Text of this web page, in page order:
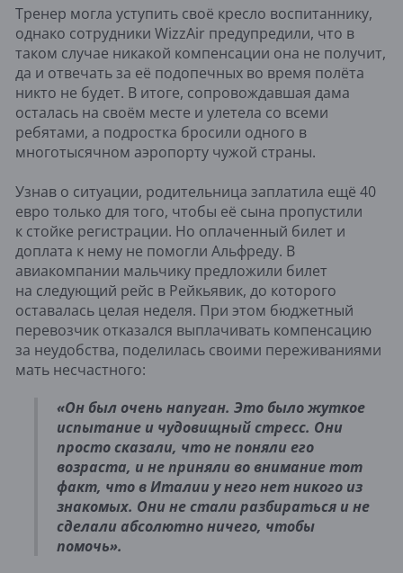
Тренер могла уступить своё кресло воспитаннику,
однако сотрудники WizzAir предупредили, что в
таком случае никакой компенсации она не получит,
да и отвечать за её подопечных во время полёта
никто не будет. В итоге, сопровождавшая дама
осталась на своём месте и улетела со всеми
ребятами, а подростка бросили одного в
многотысячном аэропорту чужой страны.
Узнав о ситуации, родительница заплатила ещё 40
евро только для того, чтобы её сына пропустили
к стойке регистрации. Но оплаченный билет и
доплата к нему не помогли Альфреду. В
авиакомпании мальчику предложили билет
на следующий рейс в Рейкьявик, до которого
оставалась целая неделя. При этом бюджетный
перевозчик отказался выплачивать компенсацию
за неудобства, поделилась своими переживаниями
мать несчастного:
«Он был очень напуган. Это было жуткое
испытание и чудовищный стресс. Они
просто сказали, что не поняли его
возраста, и не приняли во внимание тот
факт, что в Италии у него нет никого из
знакомых. Они не стали разбираться и не
сделали абсолютно ничего, чтобы
помочь».